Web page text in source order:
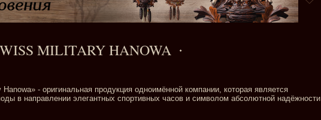
MILITARY HANOWA
- оригинальная продукция одноимённой компании, которая является
в направлении элегантных спортивных часов и символом абсолютной надёжности